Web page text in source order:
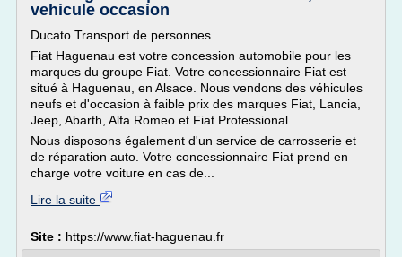
vehicule occasion
Ducato Transport de personnes
Fiat Haguenau est votre concession automobile pour les
marques du groupe Fiat. Votre concessionnaire Fiat est
situé à Haguenau, en Alsace. Nous vendons des véhicules
neufs et d'occasion à faible prix des marques Fiat, Lancia,
Jeep, Abarth, Alfa Romeo et Fiat Professional.
Nous disposons également d'un service de carrosserie et
de réparation auto. Votre concessionnaire Fiat prend en
charge votre voiture en cas de...
Lire la suite
Site : https://www.fiat-haguenau.fr